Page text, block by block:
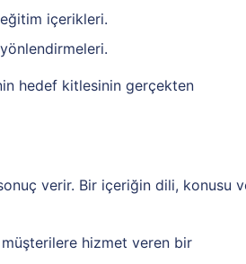
içerikleri.
hedef kitlesinin gerçekten
verir. Bir içeriğin dili, konusu
hizmet veren bir